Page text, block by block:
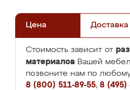
Цена Доставка
Стоимость зависит от
материалов Вашей
позвоните нам по
8 (800) 511-89-55, 8 (495)